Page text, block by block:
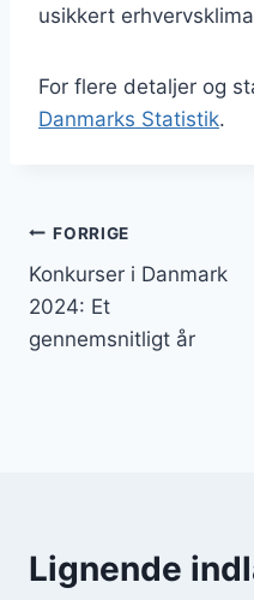
usikkert
For flere detaljer og
Danmarks Statistik.
FORRIGE
Konkurser i Danmark
2024: Et
gennemsnitligt år
Lignende